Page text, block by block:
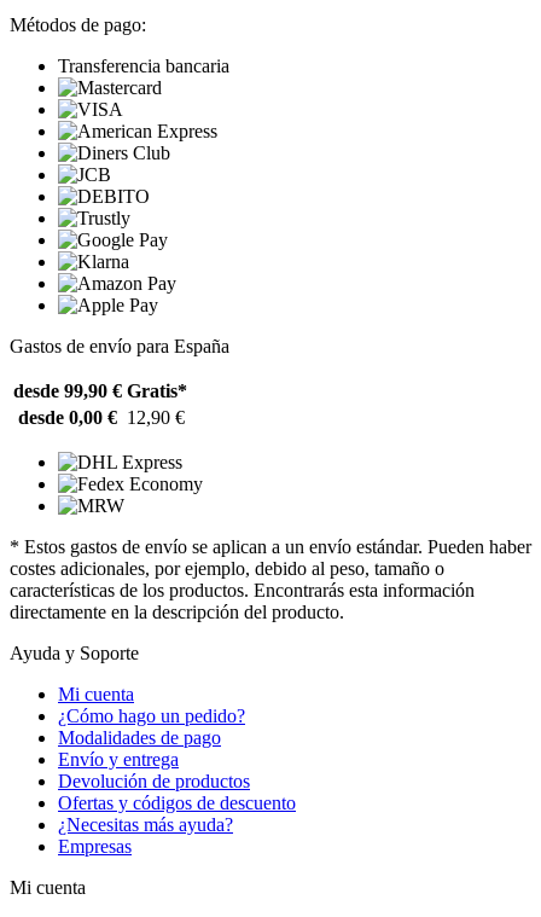
Métodos de pago:
Transferencia bancaria
Gastos de envío para España
desde 99,90 € Gratis*
desde 0,00 € 12,90 €
* Estos gastos de envío se aplican a un envío estándar. Pueden haber
costes adicionales, por ejemplo, debido al peso, tamaño o
características de los productos. Encontrarás esta información
directamente en la descripción del producto.
Ayuda y Soporte
Mi cuenta
¿Cómo hago un pedido?
Modalidades de pago
Envío y entrega
Devolución de productos
Ofertas y códigos de descuento
¿Necesitas más ayuda?
Empresas
Mi cuenta